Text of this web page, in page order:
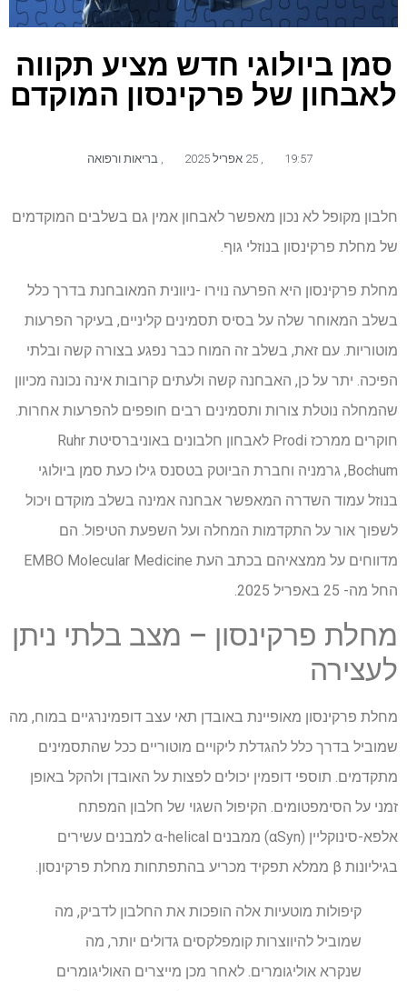
סמן ביולוגי חדש מציע תקווה
לאבחון של פרקינסון המוקדם
19:57 בריאות ורפואה
חלבון מקופל לא נכון מאפשר לאבחון אמין גם בשלבים המוקדמים
של מחלת פרקינסון בנוזלי גוף.
מחלת פרקינסון היא הפרעה נוירו -ניוונית המאובחנת בדרך כלל
בשלב המאוחר שלה על בסיס תסמינים קליניים, בעיקר הפרעות
מוטוריות. עם זאת, בשלב זה המוח כבר נפגע בצורה קשה ובלתי
הפיכה. יתר על כן, האבחנה קשה ולעתים קרובות אינה נכונה מכיוון
שהמחלה נוטלת צורות ותסמינים רבים חופפים להפרעות אחרות.
חוקרים ממרכז Prodi לאבחון חלבונים באוניברסיטת Ruhr
Bochum, גרמניה וחברת הביוטק בטסנס גילו כעת סמן ביולוגי
בנוזל עמוד השדרה המאפשר אבחנה אמינה בשלב מוקדם ויכול
לשפוך אור על התקדמות המחלה ועל השפעת הטיפול. הם
מדווחים על ממצאיהם בכתב העת EMBO Molecular Medicine
החל מה- 25 באפריל 2025.
מחלת פרקינסון – מצב בלתי ניתן
לעצירה
מחלת פרקינסון מאופיינת באובדן תאי עצב דופמינרגיים במוח, מה
שמוביל בדרך כלל להגדלת ליקויים מוטוריים ככל שהתסמינים
מתקדמים. תוספי דופמין יכולים לפצות על האובדן ולהקל באופן
זמני על הסימפטומים. הקיפול השגוי של חלבון המפתח
אלפא-סינוקליין (αSyn) ממבנים α-helical למבנים עשירים
בגיליונות β ממלא תפקיד מכריע בהתפתחות מחלת פרקינסון.
קיפולות מוטעיות אלה הופכות את החלבון לדביק, מה
שמוביל להיווצרות קומפלקסים גדולים יותר, מה
שנקרא אוליגומרים. לאחר מכן מייצרים האוליגומרים